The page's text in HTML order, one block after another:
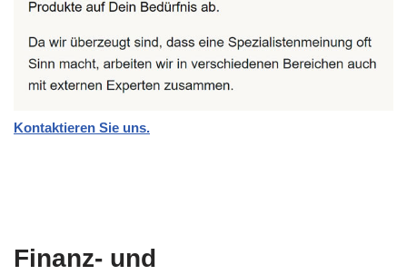
Kontaktieren Sie uns.
Finanz- und